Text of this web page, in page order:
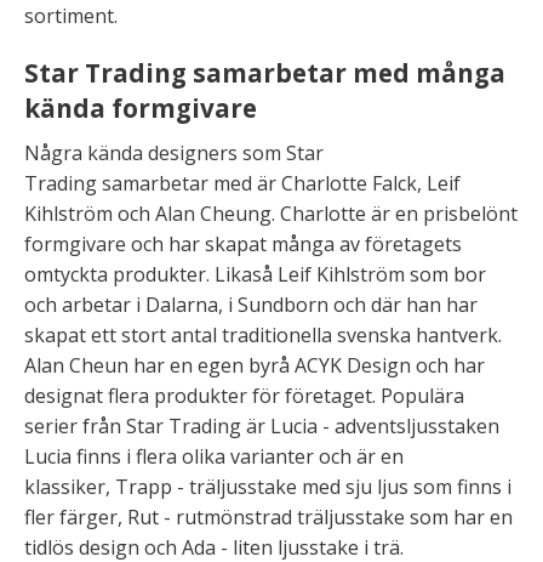
sortiment.
Star Trading samarbetar med många
kända formgivare
Några kända designers som Star
Trading samarbetar med är Charlotte Falck, Leif
Kihlström och Alan Cheung. Charlotte är en prisbelönt
formgivare och har skapat många av företagets
omtyckta produkter. Likaså Leif Kihlström som bor
och arbetar i Dalarna, i Sundborn och där han har
skapat ett stort antal traditionella svenska hantverk.
Alan Cheun har en egen byrå ACYK Design och har
designat flera produkter för företaget. Populära
serier från Star Trading är Lucia - adventsljusstaken
Lucia finns i flera olika varianter och är en
klassiker, Trapp - träljusstake med sju ljus som finns i
fler färger, Rut - rutmönstrad träljusstake som har en
tidlös design och Ada - liten ljusstake i trä.